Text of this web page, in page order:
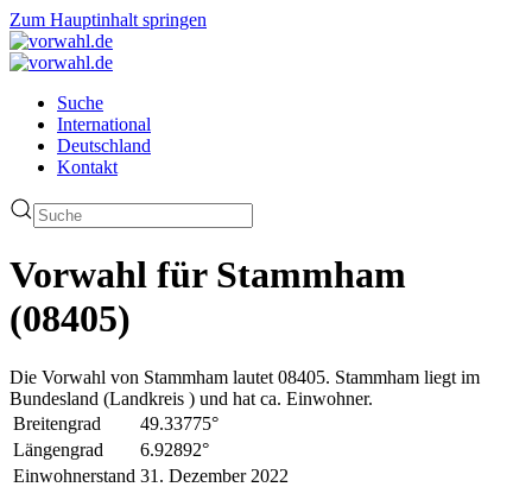
Zum Hauptinhalt springen
Suche
International
Deutschland
Kontakt
Vorwahl für Stammham
(08405)
Die Vorwahl von Stammham lautet 08405. Stammham liegt im
Bundesland (Landkreis ) und hat ca. Einwohner.
Breitengrad
49.33775°
Längengrad
6.92892°
Einwohnerstand 31. Dezember 2022